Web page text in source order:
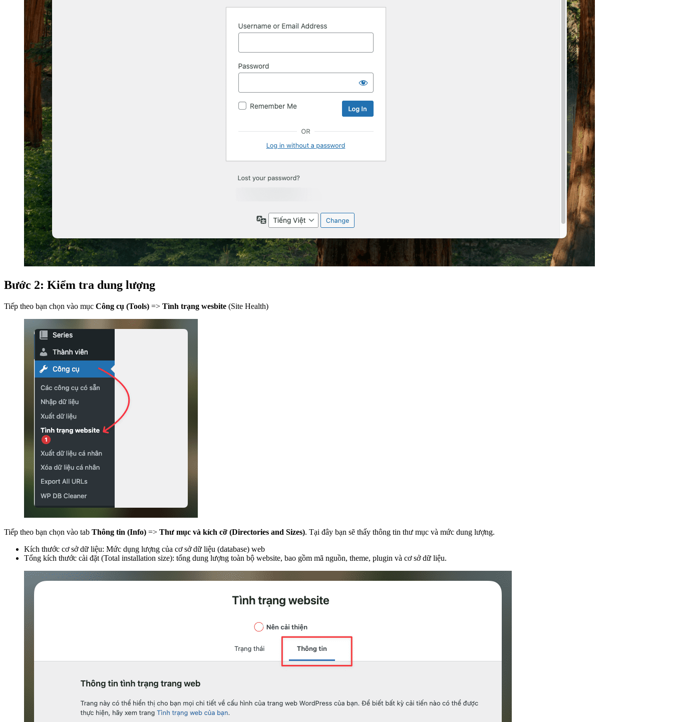
Bước 2: Kiểm tra dung lượng
Tiếp theo bạn chọn vào mục Công cụ (Tools) => Tình trạng wesbite (Site Health)
Tiếp theo bạn chọn vào tab Thông tin (Info) => Thư mục và kích cỡ (Directories and Sizes). Tại đây bạn sẽ thấy thông tin thư mục và mức dung lượng.
Kích thước cơ sở dữ liệu: Mức dụng lượng của cơ sở dữ liệu (database) web
Tổng kích thước cài đặt (Total installation size): tổng dung lượng toàn bộ website, bao gồm mã nguồn, theme, plugin và cơ sở dữ liệu.